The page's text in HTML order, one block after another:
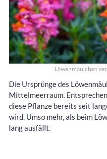
Löwenmäulchen
Die Ursprünge des
Mittelmeerraum.
diese Pflanze bereits seit
wird. Umso mehr, als beim
lang ausfällt.